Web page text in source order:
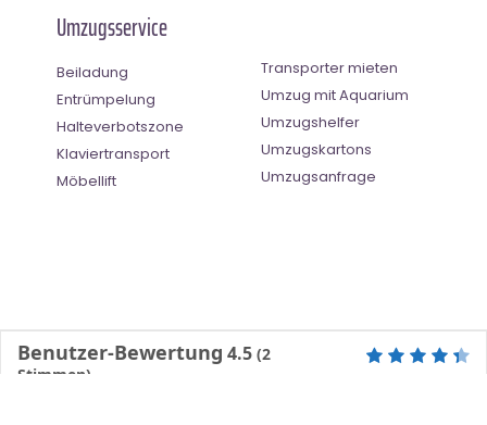
Umzugsservice
Beiladung
Entrümpelung
Halteverbotszone
Klaviertransport
Möbellift
Transporter mieten
Umzug mit Aquarium
Umzugshelfer
Umzugskartons
Umzugsanfrage
Benutzer-Bewertung 4.5 (2
Stimmen)